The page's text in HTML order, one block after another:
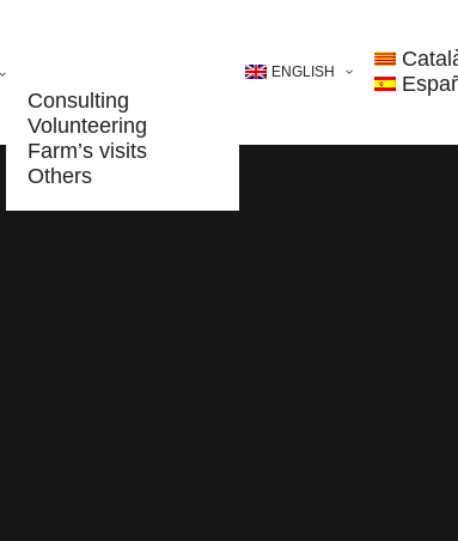
Consulting
Volunteering
Farm’s visits
Others
ENGLISH